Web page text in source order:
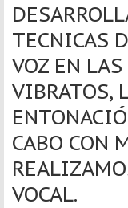
TECNICAS
VOZ EN
VIBRATOS,
CABO CON
VOCAL.